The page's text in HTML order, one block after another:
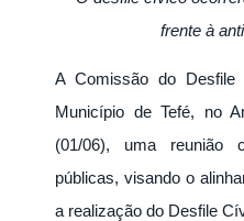
frente à
A Comissão do
Município de Tefé, no
(01/06), uma reunião
públicas, visando o
a realização do Desfile